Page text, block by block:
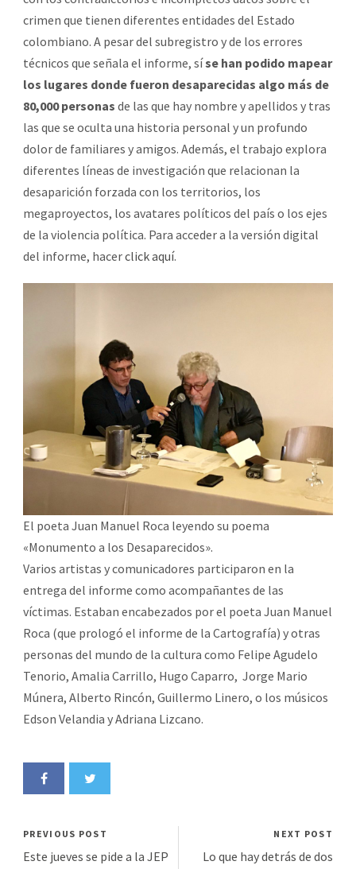
crimen que tienen diferentes entidades del Estado
colombiano. A pesar del subregistro y de los errores
técnicos que señala el informe, síse han podido mapear
los lugares donde fueron desaparecidas algo más de
80,000 personas de las que hay nombre y apellidos y tras
las que se oculta una historia personal y un profundo
dolor de familiares y amigos. Además, el trabajo explora
diferentes líneas de investigación que relacionan la
desaparición forzada con los territorios, los
megaproyectos, los avatares políticos del país o los ejes
de la violencia política. Para acceder a la versión digital
del informe, hacerclick aquí.
El poeta Juan Manuel Roca leyendo su poema
«Monumento a los Desaparecidos».
Varios artistas y comunicadores participaron en la
entrega del informe como acompañantes de las
víctimas. Estaban encabezados por el poeta Juan Manuel
Roca (que prologó el informe de la Cartografía) y otras
personas del mundo de la cultura como Felipe Agudelo
Tenorio, Amalia Carrillo, Hugo Caparro, Jorge Mario
Múnera, Alberto Rincón, Guillermo Linero, o los músicos
Edson Velandia y Adriana Lizcano.
PREVIOUS POST
Este jueves se pide a la JEP
NEXT POST
Lo que hay detrás de dos